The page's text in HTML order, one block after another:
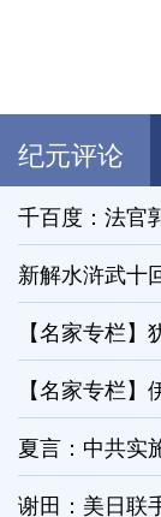
纪元评论
千百度：法官
新解水浒武十
【名家专栏
【名家专栏
夏言：中共实
谢田：美日联